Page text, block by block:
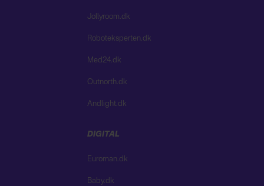
Jollyroom.dk
Roboteksperten.dk
Med24.dk
Outnorth.dk
Andlight.dk
DIGITAL
Euroman.dk
Baby.dk